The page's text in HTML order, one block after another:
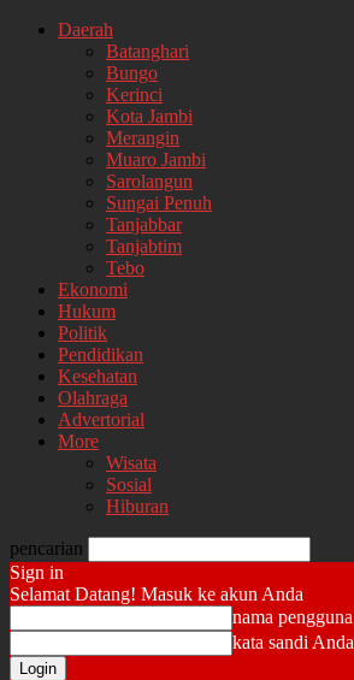
Daerah
Batanghari
Bungo
Kerinci
Kota Jambi
Merangin
Muaro Jambi
Sarolangun
Sungai Penuh
Tanjabbar
Tanjabtim
Tebo
Ekonomi
Hukum
Politik
Pendidikan
Kesehatan
Olahraga
Advertorial
More
Wisata
Sosial
Hiburan
pencarian
Sign in
Selamat Datang! Masuk ke akun Anda
nama pengguna
kata sandi Anda